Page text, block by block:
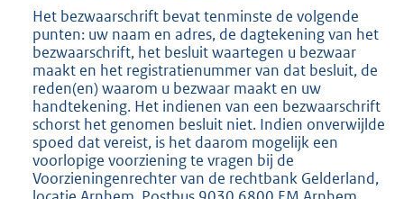
Het bezwaarschrift bevat tenminste de volgende
punten: uw naam en adres, de dagtekening van het
bezwaarschrift, het besluit waartegen u bezwaar
maakt en het registratienummer van dat besluit, de
reden(en) waarom u bezwaar maakt en uw
handtekening. Het indienen van een bezwaarschrift
schorst het genomen besluit niet. Indien onverwijlde
spoed dat vereist, is het daarom mogelijk een
voorlopige voorziening te vragen bij de
Voorzieningenrechter van de rechtbank Gelderland,